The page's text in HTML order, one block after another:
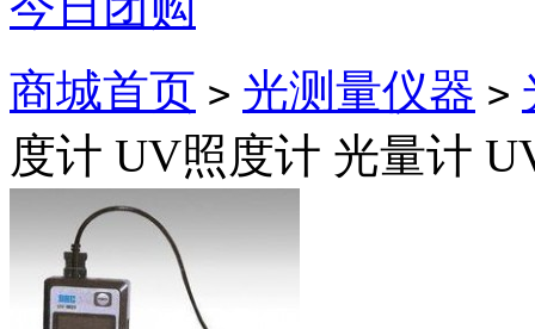
商城首页 > 光测量仪器 >
度计 UV照度计 光量计